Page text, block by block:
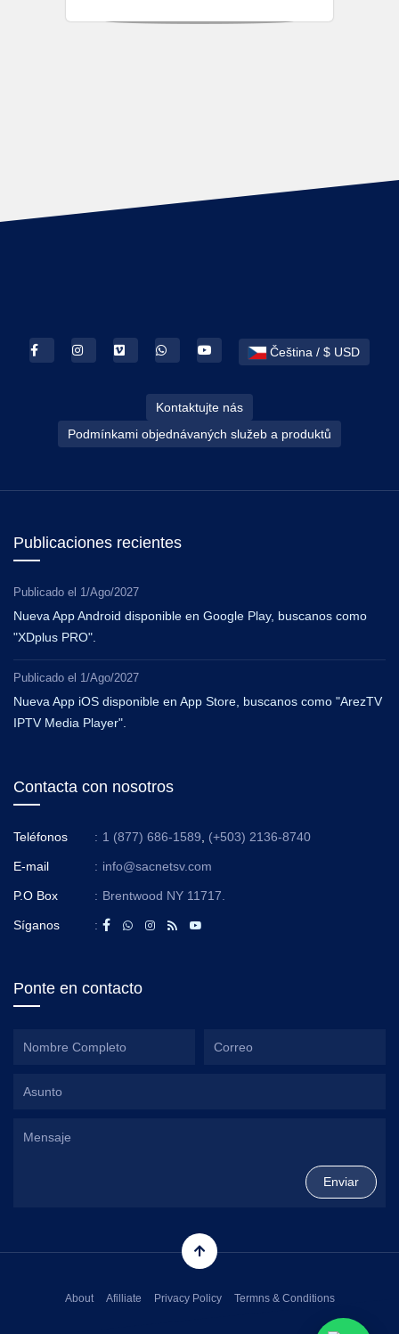
Čeština / $ USD
Kontaktujte nás
Podmínkami objednávaných služeb a produktů
Publicaciones recientes
Publicado el 1/Ago/2027
Nueva App Android disponible en Google Play, buscanos como
"XDplus PRO".
Publicado el 1/Ago/2027
Nueva App iOS disponible en App Store, buscanos como "ArezTV
IPTV Media Player".
Contacta con nosotros
Teléfonos : 1 (877) 686-1589 (+503) 2136-8740
E-mail : info@sacnetsv.com
P.O Box : Brentwood NY 11717.
Síganos :
Ponte en contacto
About Afilliate Privacy Policy Termns & Conditions